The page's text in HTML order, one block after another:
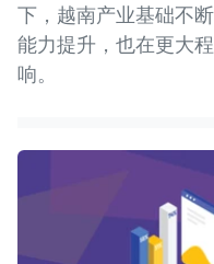
下，越南产业基础不
能力提升，也在更大
响。